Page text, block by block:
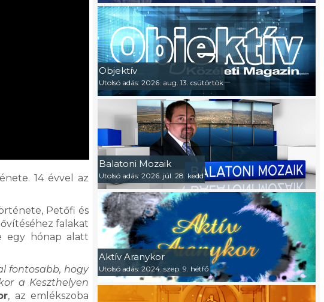
14 évvel az
Petőfi és
falakat
egy hónap alatt
fontosabb, hogy
a Keszthelyen
, az emlékszoba
Objektív
Utolsó adás: 2026. aug. 13. csütörtök
Balatoni Mozaik
Utolsó adás: 2026. júl. 28. kedd
Aktív Aranykor
Utolsó adás: 2024. szep. 9. hétfő